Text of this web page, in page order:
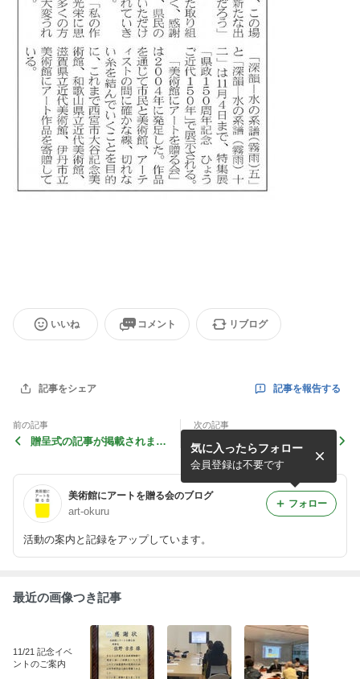
いいね コメント リブログ
記事をシェア 記事を報告する
前の記事
贈呈式の記事が掲載されまし
次の記事
第５弾寄贈プロジェクト贈呈
式（2018.7.14）ご報告
美術館にアートを贈る会のブログ
art-okuru
活動の案内と記録をアップしています。
気に入ったらフォロー
会員登録は不要です
フォロー
最近の画像つき記事
11/21 記念イベ
ントのご案内